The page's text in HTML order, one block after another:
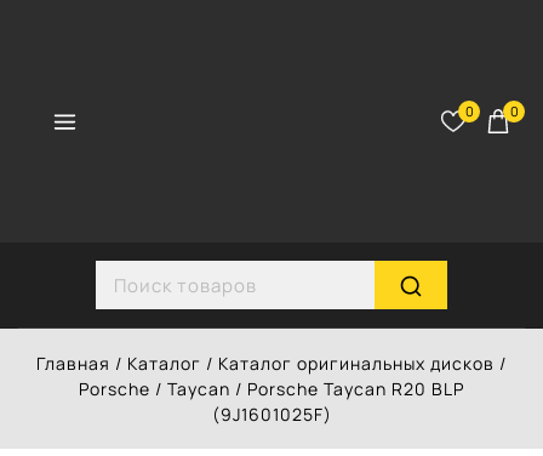
0 0
Главная / Каталог / Каталог оригинальных дисков /
Porsche / Taycan / Porsche Taycan R20 BLP
(9J1601025F)